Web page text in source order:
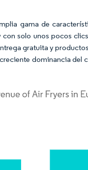
gama de
solo unos pocos
gratuita y
dominancia